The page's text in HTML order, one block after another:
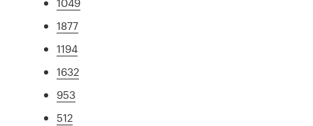
1877
1194
1632
953
512